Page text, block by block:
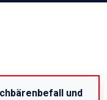
und